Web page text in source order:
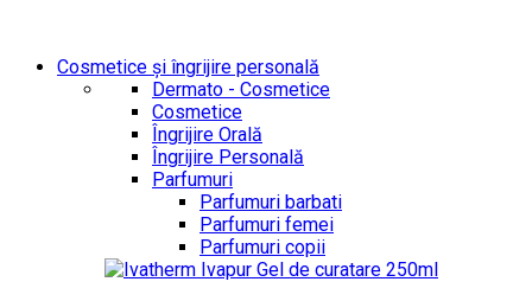
Cosmetice și îngrijire personală
Dermato - Cosmetice
Cosmetice
Îngrijire Orală
Îngrijire Personală
Parfumuri
Parfumuri barbati
Parfumuri femei
Parfumuri copii